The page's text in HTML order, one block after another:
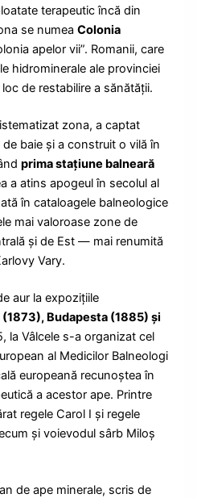
terapeutic încă din
se numeaColonia
apelor vii”. Romanii, care
hidrominerale ale provinciei
de restabilire a sănătății.
zona, a captat
baie și a construit o vilă în
prima stațiune balneară
a atins apogeul în secolul al
în cataloagele balneologice
mai valoroase zone de
și de Est — mai renumită
Vary.
aur la expozițiile
(1873), Budapesta (1885) și
la Vâlcele s-a organizat cel
al Medicilor Balneologi
europeană recunoștea în
a acestor ape. Printre
regele Carol I și regele
și voievodul sârb Miloș
de ape minerale, scris de